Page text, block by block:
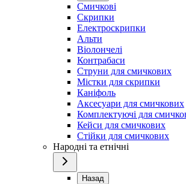
Смичкові
Скрипки
Електроскрипки
Альти
Віолончелі
Контрабаси
Струни для смичкових
Містки для скрипки
Каніфоль
Аксесуари для смичкових
Комплектуючі для
Кейси для смичкових
Стійки для смичкових
Народні та етнічні
Назад